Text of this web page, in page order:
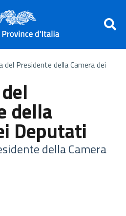
Presidente della Camera dei
della
Deputati
della Camera